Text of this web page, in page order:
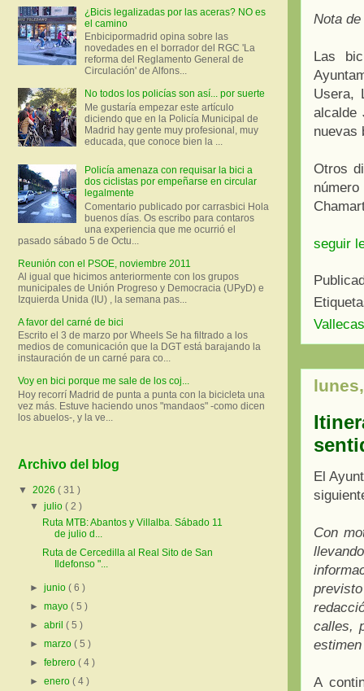
Nota
Las
Usera,
alcalde
nuevas
Otros
seguir
Vallecas
El
Con
calles,
A
¿Bicis legalizadas por las aceras? NO es
el camino
Enbicipormadrid opina sobre las
novedades en el borrador del RGC 'La
reforma del Reglamento General de
Circulación' de Alfons...
No todos los policías son así... por suerte
Me gustaría empezar este artículo
diciendo que en la Policía Municipal de
Madrid hay gente muy profesional, muy
educada, que conoce bien la ...
Policía amenaza con requisar la bici a
dos ciclistas por empeñarse en circular
legalmente
Comentario publicado por carrasbici Hola
buenos días. Os escribo para contaros
una experiencia que me ocurrió el
pasado sábado 5 de Octu...
Reunión con el PSOE, noviembre 2011
Al igual que hicimos anteriormente con los grupos
municipales de Unión Progreso y Democracia (UPyD) e
Izquierda Unida (IU) , la semana pas...
A favor del carné de bici
Escrito el 3 de marzo por Wheels Se ha filtrado a los
medios de comunicación que la DGT está barajando la
instauración de un carné para co...
Voy en bici porque me sale de los coj...
Hoy recorrí Madrid de punta a punta con la bicicleta una
vez más. Estuve haciendo unos "mandaos" -como dicen
los abuelos-, y la ve...
Archivo del blog
▼ 2026 ( 31 )
▼julio( 2 )
Ruta MTB: Abantos y Villalba. Sábado 11
de julio d...
Ruta de Cercedilla al Real Sito de San
Ildefonso "...
►junio( 6 )
►mayo( 5 )
►abril( 5 )
►marzo( 5 )
►febrero( 4 )
►enero( 4 )